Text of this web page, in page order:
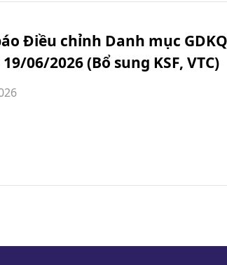
Điều chỉnh Danh mục GDKQ
06/2026 (Bổ sung KSF, VTC)